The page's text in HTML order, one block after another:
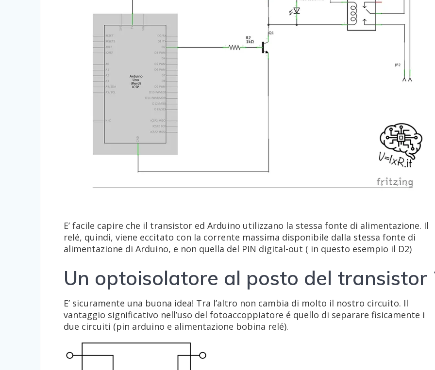
E’ facile capire che il transistor ed Arduino utilizzano la stessa fonte di alimentazione. Il
relé, quindi, viene eccitato con la corrente massima disponibile dalla stessa fonte di
alimentazione di Arduino, e non quella del PIN digital-out ( in questo esempio il D2)
Un optoisolatore al posto del transistor
E’ sicuramente una buona idea! Tra l’altro non cambia di molto il nostro circuito. Il
vantaggio significativo nell’uso del fotoaccoppiatore é quello di separare fisicamente i
due circuiti (pin arduino e alimentazione bobina relé).